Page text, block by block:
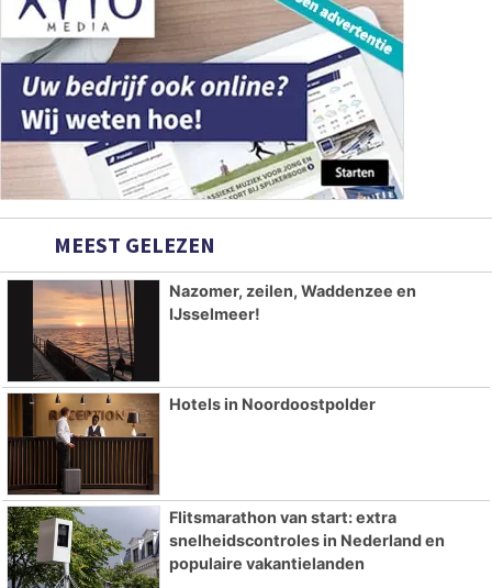
MEEST GELEZEN
Nazomer, zeilen, Waddenzee en
IJsselmeer!
Hotels in Noordoostpolder
Flitsmarathon van start: extra
snelheidscontroles in Nederland en
populaire vakantielanden